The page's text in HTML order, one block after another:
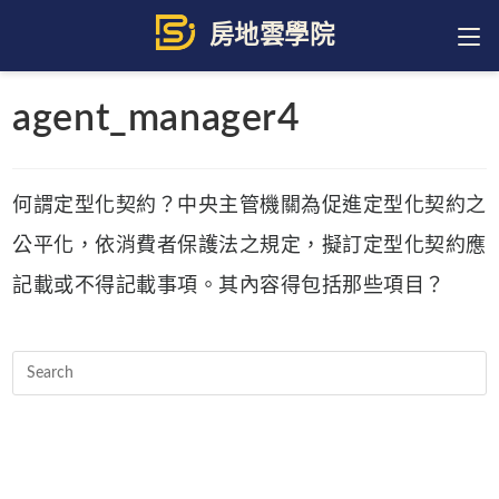
content
agent_manager4
何謂定型化契約？中央主管機關為促進定型化契約之
公平化，依消費者保護法之規定，擬訂定型化契約應
記載或不得記載事項。其內容得包括那些項目？